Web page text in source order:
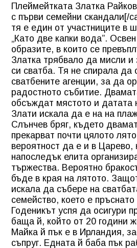
Плеймейтката Златка
с първи семейни скандали[/
тя е един от участниците в
„Като две капки вода”.
образите, в които се
Златка трябвало да мисли
си сватба. Тя не спирала да
сватбените агенции, за да
радостното събитие.
обсъждат мястото и датата
Злати искала да е на на
Слънчев бряг, където
прекарват почти цялото
вероятност да е и в Царево,
напоследък елита
тържества. Вероятно
бъде в края на лятото.
искала да събере на
семейство, което е пръснато
Годеникът успя да осигури
баща й, който от 20 години
Майка й пък е в Ирландия,
съпруг. Едната й баба пък